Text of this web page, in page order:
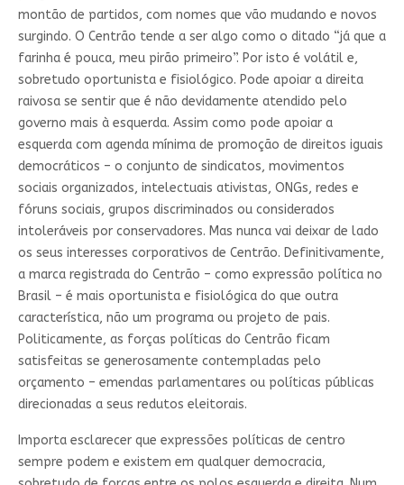
montão de partidos, com nomes que vão mudando e novos
surgindo. O Centrão tende a ser algo como o ditado “já que a
farinha é pouca, meu pirão primeiro”. Por isto é volátil e,
sobretudo oportunista e fisiológico. Pode apoiar a direita
raivosa se sentir que é não devidamente atendido pelo
governo mais à esquerda. Assim como pode apoiar a
esquerda com agenda mínima de promoção de direitos iguais
democráticos – o conjunto de sindicatos, movimentos
sociais organizados, intelectuais ativistas, ONGs, redes e
fóruns sociais, grupos discriminados ou considerados
intoleráveis por conservadores. Mas nunca vai deixar de lado
os seus interesses corporativos de Centrão. Definitivamente,
a marca registrada do Centrão – como expressão política no
Brasil – é mais oportunista e fisiológica do que outra
característica, não um programa ou projeto de pais.
Politicamente, as forças políticas do Centrão ficam
satisfeitas se generosamente contempladas pelo
orçamento – emendas parlamentares ou políticas públicas
direcionadas a seus redutos eleitorais.
Importa esclarecer que expressões políticas de centro
sempre podem e existem em qualquer democracia,